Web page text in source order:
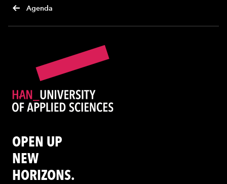
Agenda
OPEN UP
NEW
HORIZONS.